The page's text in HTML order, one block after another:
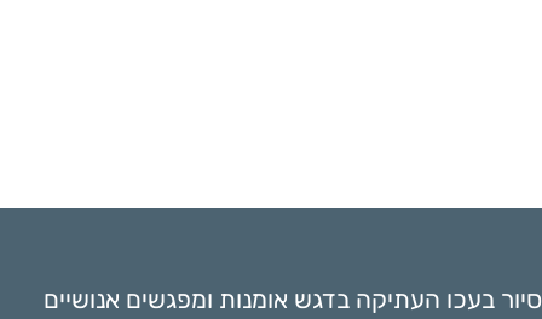
סיור בעכו העתיקה בדגש אומנות ומפגשים אנושיים